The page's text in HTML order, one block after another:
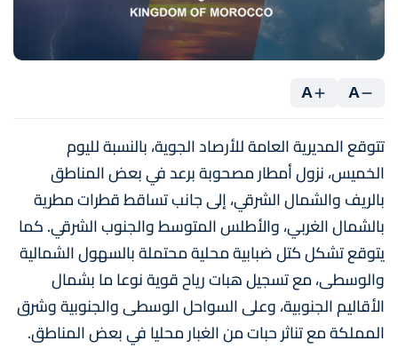
A
A
تتوقع المديرية العامة للأرصاد الجوية، بالنسبة لليوم
الخميس، نزول أمطار مصحوبة برعد في بعض المناطق
بالريف والشمال الشرقي، إلى جانب تساقط قطرات مطرية
بالشمال الغربي، والأطلس المتوسط والجنوب الشرقي. كما
يتوقع تشكل كتل ضبابية محلية محتملة بالسهول الشمالية
والوسطى، مع تسجيل هبات رياح قوية نوعا ما بشمال
الأقاليم الجنوبية، وعلى السواحل الوسطى والجنوبية وشرق
المملكة مع تناثر حبات من الغبار محليا في بعض المناطق.